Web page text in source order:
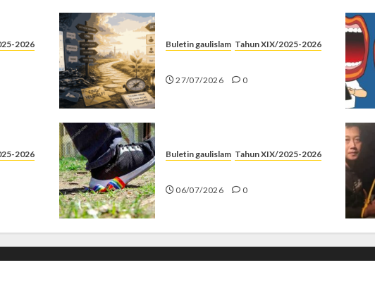
2026 Buletin gaulislam Tahun XIX/2025-2026
27/07/2026 0
2026 Buletin gaulislam Tahun XIX/2025-2026
06/07/2026 0